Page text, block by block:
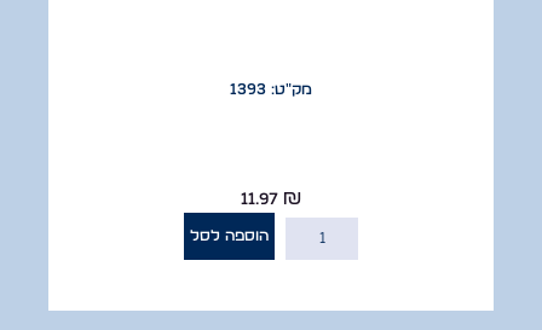
מק"ט: 1393
11.97₪
הוספה לסל